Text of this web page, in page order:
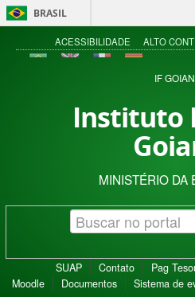
BRASIL
ACESSIBILIDADE ALTO
IF
Instituto
MINISTÉRIO DA
SUAP Contato Pag
Moodle
Documentos Sistema de